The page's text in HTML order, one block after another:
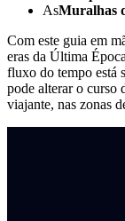
AsMuralhas
Com este guia em
eras da Última
fluxo do tempo está
pode alterar o curso
viajante, nas zonas